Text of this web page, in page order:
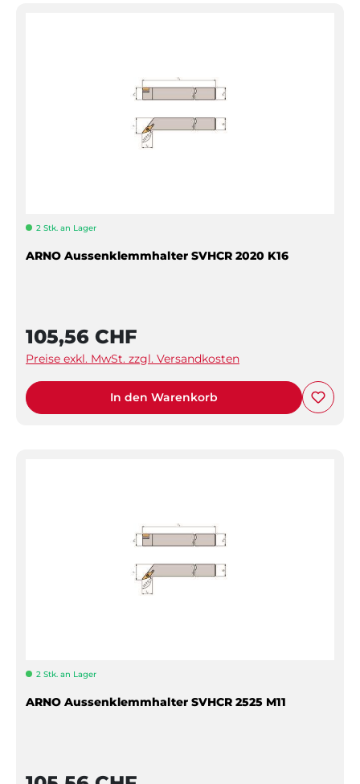
2 Stk. an Lager
ARNO Aussenklemmhalter SVHCR 2020 K16
105,56 CHF
Preise exkl. MwSt. zzgl. Versandkosten
In den Warenkorb
2 Stk. an Lager
ARNO Aussenklemmhalter SVHCR 2525 M11